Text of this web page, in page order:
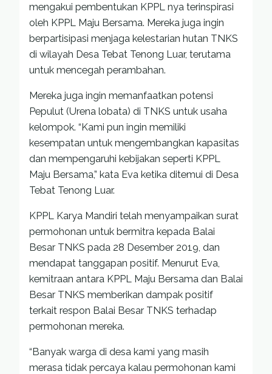
mengakui pembentukan KPPL nya terinspirasi
oleh KPPL Maju Bersama. Mereka juga ingin
berpartisipasi menjaga kelestarian hutan TNKS
di wilayah Desa Tebat Tenong Luar, terutama
untuk mencegah perambahan.
Mereka juga ingin memanfaatkan potensi
Pepulut (Urena lobata) di TNKS untuk usaha
kelompok. “Kami pun ingin memiliki
kesempatan untuk mengembangkan kapasitas
dan mempengaruhi kebijakan seperti KPPL
Maju Bersama,” kata Eva ketika ditemui di Desa
Tebat Tenong Luar.
KPPL Karya Mandiri telah menyampaikan surat
permohonan untuk bermitra kepada Balai
Besar TNKS pada 28 Desember 2019, dan
mendapat tanggapan positif. Menurut Eva,
kemitraan antara KPPL Maju Bersama dan Balai
Besar TNKS memberikan dampak positif
terkait respon Balai Besar TNKS terhadap
permohonan mereka.
“Banyak warga di desa kami yang masih
merasa tidak percaya kalau permohonan kami